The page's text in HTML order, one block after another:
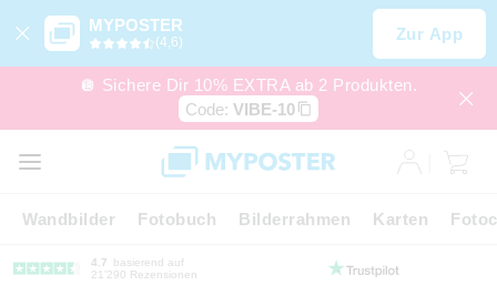
MYPOSTER
(4,6) Zur App
🪩 Sichere Dir 10% EXTRA ab 2 Produkten.
Code: VIBE-10
Wandbilder Fotobuch Bilderrahmen Karten
4.7
basierend auf
21’290 Rezensionen